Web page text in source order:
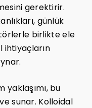
gerektirir.
günlük
birlikte ele
ihtiyaçların
yaklaşımı, bu
sunar. Kolloidal